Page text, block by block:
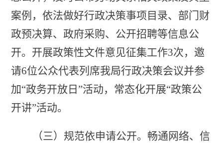
案例 ，依法做好行政决策事项目录、 部门财
政预决算、政府采购、公开招聘等信息公
开。 开展政策性文件意见征集工作3次，邀
请6位公众代表列席我局行政决策会议并参
加“政务开放日”活动，常态化开展“政策公
开讲”活动。
（三）规范依申请公开。 畅通网络、信